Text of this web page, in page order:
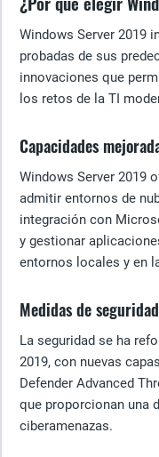
Windows Server 2019
probadas de sus
innovaciones que
los retos de la TI
Capacidades
Windows Server 2019
admitir entornos de
integración con
y gestionar
entornos locales y en
Medidas de
La seguridad se ha
2019, con nuevas
Defender Advanced
que proporcionan una
ciberamenazas.